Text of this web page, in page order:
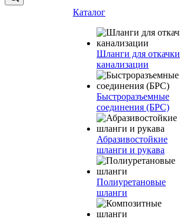
Каталог
Шланги для откачки
канализации
Быстроразъемные
соединения (БРС)
Абразивостойкие
шланги и рукава
Полиуретановые
шланги